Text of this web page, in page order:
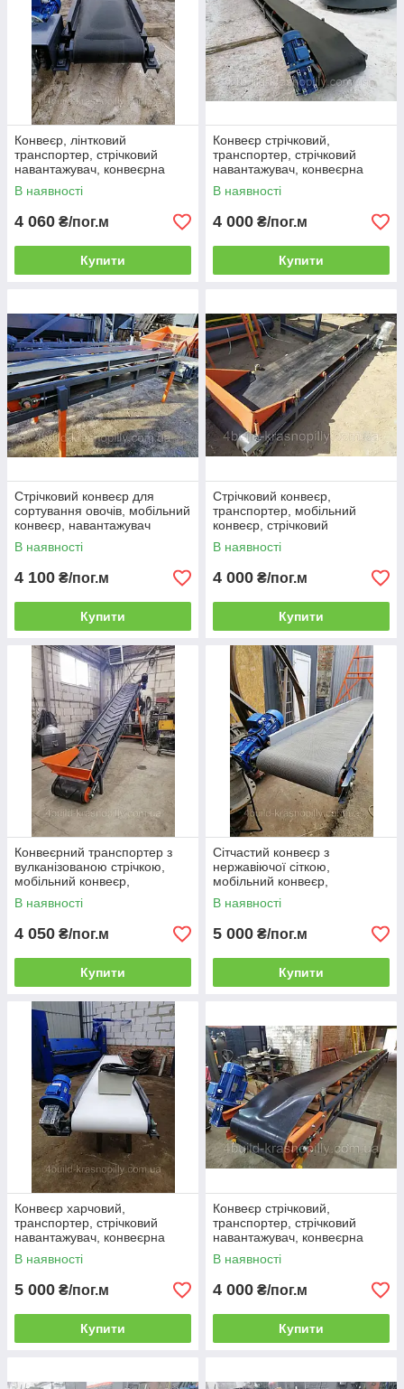
Конвеєр, лінтковий
транспортер, стрічковий
навантажувач, конвеєрна
лінія ЛТ-8м-500мм
В наявності
4 060 ₴/пог.м
Купити
Конвеєр стрічковий,
транспортер, стрічковий
навантажувач, конвеєрна
лінія ЛТ-10м-500мм
В наявності
4 000 ₴/пог.м
Купити
Стрічковий конвеєр для
сортування овочів, мобільний
конвеєр, навантажувач
стрічковий ЛТ-3м-600мм
В наявності
4 100 ₴/пог.м
Купити
Стрічковий конвеєр,
транспортер, мобільний
конвеєр, стрічковий
навантажувач ЛТ-4м-600мм
В наявності
4 000 ₴/пог.м
Купити
Конвеєрний транспортер з
вулканізованою стрічкою,
мобільний конвеєр,
навантажувач стрічковий
ЛТ-5м-600мм
В наявності
4 050 ₴/пог.м
Купити
Сітчастий конвеєр з
нержавіючої сіткою,
мобільний конвеєр,
стрічковий навантажувач
ЛТ-5м-600мм
В наявності
5 000 ₴/пог.м
Купити
Конвеєр харчовий,
транспортер, стрічковий
навантажувач, конвеєрна
лінія ЛТ-6м-600мм
В наявності
5 000 ₴/пог.м
Купити
Конвеєр стрічковий,
транспортер, стрічковий
навантажувач, конвеєрна
лінія ЛТ-9м-500мм
В наявності
4 000 ₴/пог.м
Купити